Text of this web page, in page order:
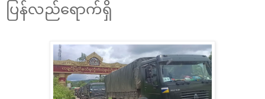
ပြန်လည်ရောက်ရှိ